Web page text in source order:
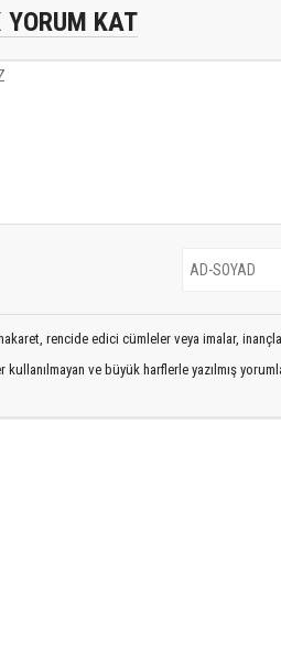
YORUM KAT
rencide edici cümleler veya imalar,
kullanılmayan ve büyük harflerle yazılmış